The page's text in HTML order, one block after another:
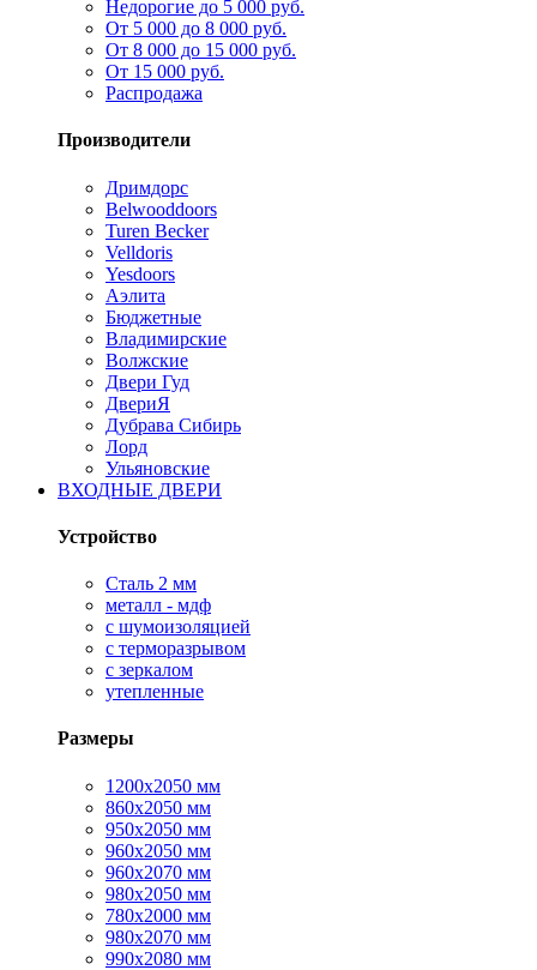
Недорогие до 5 000 руб.
От 5 000 до 8 000 руб.
От 8 000 до 15 000 руб.
От 15 000 руб.
Распродажа
Производители
Дримдорс
Belwooddoors
Turen Becker
Velldoris
Yesdoors
Аэлита
Бюджетные
Владимирские
Волжские
Двери Гуд
ДвериЯ
Дубрава Сибирь
Лорд
Ульяновские
ВХОДНЫЕ ДВЕРИ
Устройство
Сталь 2 мм
металл - мдф
с шумоизоляцией
с терморазрывом
с зеркалом
утепленные
Размеры
1200х2050 мм
860х2050 мм
950х2050 мм
960х2050 мм
960х2070 мм
980х2050 мм
780х2000 мм
980х2070 мм
990х2080 мм